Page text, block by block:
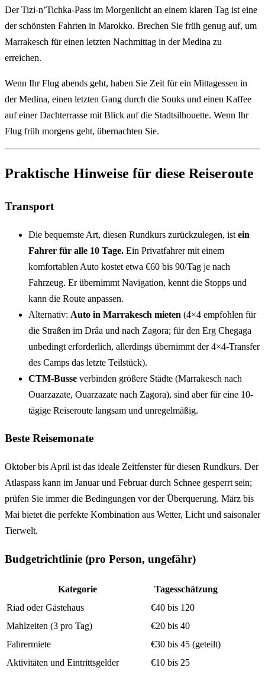
Der Tizi-n’Tichka-Pass im Morgenlicht an einem klaren Tag ist eine
der schönsten Fahrten in Marokko. Brechen Sie früh genug auf, um
Marrakesch für einen letzten Nachmittag in der Medina zu
erreichen.
Wenn Ihr Flug abends geht, haben Sie Zeit für ein Mittagessen in
der Medina, einen letzten Gang durch die Souks und einen Kaffee
auf einer Dachterrasse mit Blick auf die Stadtsilhouette. Wenn Ihr
Flug früh morgens geht, übernachten Sie.
Praktische Hinweise für diese Reiseroute
Transport
Die bequemste Art, diesen Rundkurs zurückzulegen, ist ein
Fahrer für alle 10 Tage. Ein Privatfahrer mit einem
komfortablen Auto kostet etwa €60 bis 90/Tag je nach
Fahrzeug. Er übernimmt Navigation, kennt die Stopps und
kann die Route anpassen.
Alternativ: Auto in Marrakesch mieten (4×4 empfohlen für
die Straßen im Drâa und nach Zagora; für den Erg Chegaga
unbedingt erforderlich, allerdings übernimmt der 4×4-Transfer
des Camps das letzte Teilstück).
CTM-Busse verbinden größere Städte (Marrakesch nach
Ouarzazate, Ouarzazate nach Zagora), sind aber für eine 10-
tägige Reiseroute langsam und unregelmäßig.
Beste Reisemonate
Oktober bis April ist das ideale Zeitfenster für diesen Rundkurs. Der
Atlaspass kann im Januar und Februar durch Schnee gesperrt sein;
prüfen Sie immer die Bedingungen vor der Überquerung. März bis
Mai bietet die perfekte Kombination aus Wetter, Licht und saisonaler
Tierwelt.
Budgetrichtlinie (pro Person, ungefähr)
Kategorie
Tagesschätzung
Riad oder Gästehaus
€40 bis 120
Mahlzeiten (3 pro Tag)
€20 bis 40
Fahrermiete
€30 bis 45 (geteilt)
Aktivitäten und Eintrittsgelder
€10 bis 25